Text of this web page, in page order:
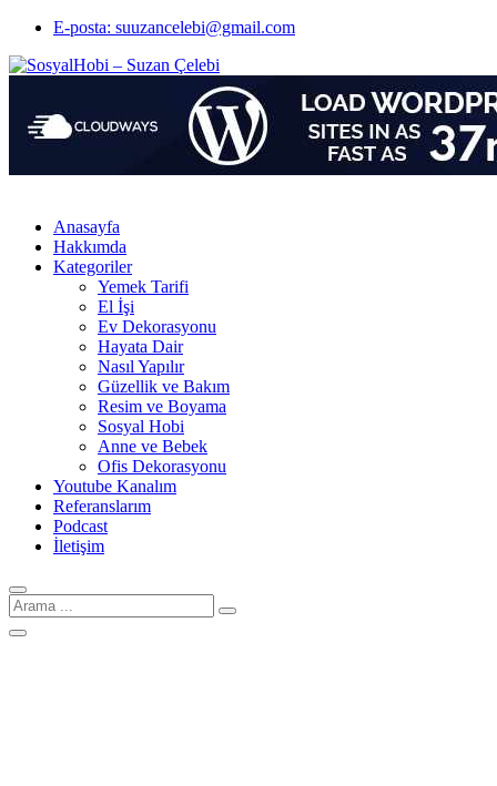
E-posta: suuzancelebi@gmail.com
Anasayfa
Hakkımda
Kategoriler
Yemek Tarifi
El İşi
Ev Dekorasyonu
Hayata Dair
Nasıl Yapılır
Güzellik ve Bakım
Resim ve Boyama
Sosyal Hobi
Anne ve Bebek
Ofis Dekorasyonu
Youtube Kanalım
Referanslarım
Podcast
İletişim
Arama
için: